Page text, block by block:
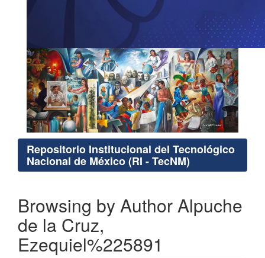
Repositorio Institucional del Tecnológico
Nacional de México (RI - TecNM)
Browsing by Author Alpuche
de la Cruz,
Ezequiel%225891